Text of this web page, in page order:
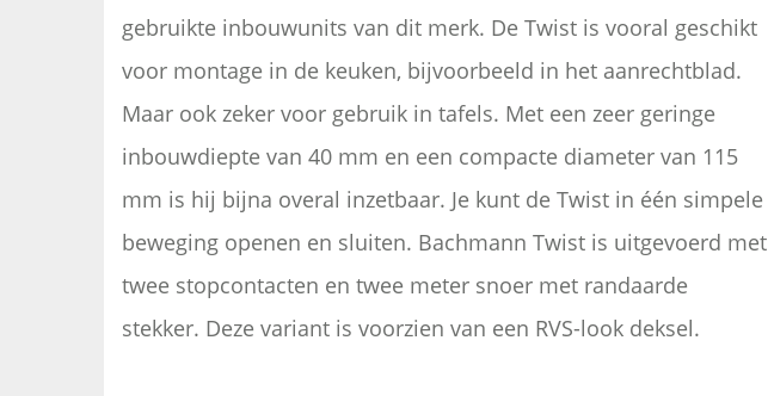
gebruikte inbouwunits van dit merk. De Twist is vooral geschikt
voor montage in de keuken, bijvoorbeeld in het aanrechtblad.
Maar ook zeker voor gebruik in tafels. Met een zeer geringe
inbouwdiepte van 40 mm en een compacte diameter van 115
mm is hij bijna overal inzetbaar. Je kunt de Twist in één simpele
beweging openen en sluiten. Bachmann Twist is uitgevoerd met
twee stopcontacten en twee meter snoer met randaarde
stekker. Deze variant is voorzien van een RVS-look deksel.